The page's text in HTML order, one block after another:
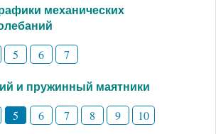
механических
5 6 7
и пружинный маятники
5 6 7 8 9 10